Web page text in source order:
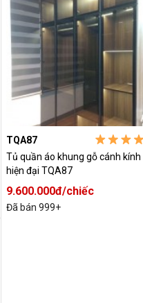
TQA87
Tủ quần áo khung gỗ cánh kính
hiện đại TQA87
9.600.000đ/chiếc
Đã bán 999+